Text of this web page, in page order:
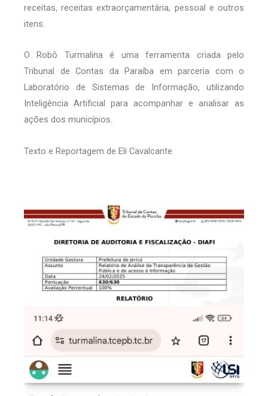
receitas, receitas extraorçamentária, pessoal e outros
itens.
O Robô Turmalina é uma ferramenta criada pelo
Tribunal de Contas da Paraíba em parceria com o
Laboratório de Sistemas de Informação, utilizando
Inteligência Artificial para acompanhar e analisar as
ações dos municípios.
Texto e Reportagem de Eli Cavalcante